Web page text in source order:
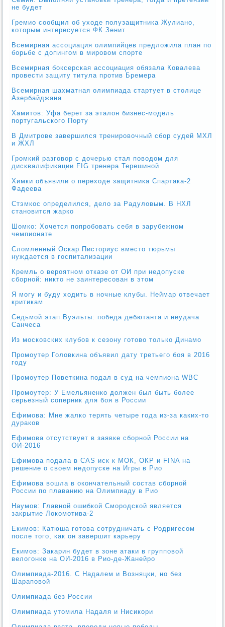
не будет
Гремио сообщил об уходе полузащитника Жулиано,
которым интересуется ФК Зенит
Всемирная ассоциация олимпийцев предложила план по
борьбе с допингом в мировом спорте
Всемирная боксерская ассоциация обязала Ковалева
провести защиту титула против Бремера
Всемирная шахматная олимпиада стартует в столице
Азербайджана
Хамитов: Уфа берет за эталон бизнес-модель
португальского Порту
В Дмитрове завершился тренировочный сбор судей МХЛ
и ЖХЛ
Громкий разговор с дочерью стал поводом для
дисквалификации FIG тренера Терешиной
Химки объявили о переходе защитника Спартака-2
Фадеева
Стэмкос определился, дело за Радуловым. В НХЛ
становится жарко
Шомко: Хочется попробовать себя в зарубежном
чемпионате
Сломленный Оскар Писториус вместо тюрьмы
нуждается в госпитализации
Кремль о вероятном отказе от ОИ при недопуске
сборной: никто не заинтересован в этом
Я могу и буду ходить в ночные клубы. Неймар отвечает
критикам
Седьмой этап Вуэльты: победа дебютанта и неудача
Санчеса
Из московских клубов к сезону готово только Динамо
Промоутер Головкина объявил дату третьего боя в 2016
году
Промоутер Поветкина подал в суд на чемпиона WBC
Промоутер: У Емельяненко должен был быть более
серьезный соперник для боя в России
Ефимова: Мне жалко терять четыре года из-за каких-то
дураков
Ефимова отсутствует в заявке сборной России на
ОИ-2016
Ефимова подала в CAS иск к МОК, ОКР и FINA на
решение о своем недопуске на Игры в Рио
Ефимова вошла в окончательный состав сборной
России по плаванию на Олимпиаду в Рио
Наумов: Главной ошибкой Смородской является
закрытие Локомотива-2
Екимов: Катюша готова сотрудничать с Родригесом
после того, как он завершит карьеру
Екимов: Закарин будет в зоне атаки в групповой
велогонке на ОИ-2016 в Рио-де-Жанейро
Олимпиада-2016. С Надалем и Возняцки, но без
Шараповой
Олимпиада без России
Олимпиада утомила Надаля и Нисикори